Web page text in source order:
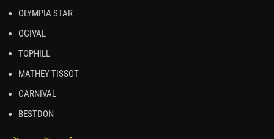
OLYMPIA STAR
OGIVAL
TOPHILL
MATHEY TISSOT
CARNIVAL
BESTDON